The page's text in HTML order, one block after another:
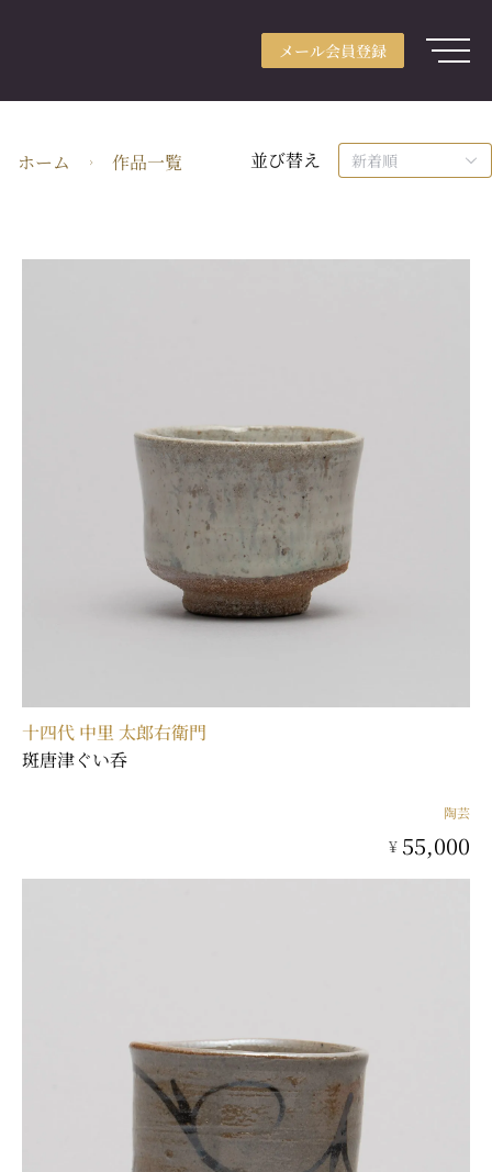
メール会員登録
用途別検索
株式会社ARTerrace
〒104-0031 東京都中央区京橋二丁目2番1号
プライバシーポリシー
ホーム 作品一覧 並び替え 新着順
十四代 中里 太郎右衛門
斑唐津ぐい呑
陶芸
¥ 55,000